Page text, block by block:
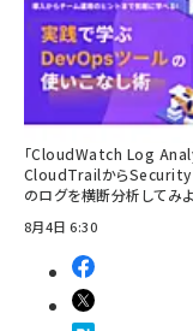
「CloudWatch Log
CloudTrailからSecurity
のログを横断分析してみ
8月4日 6:30